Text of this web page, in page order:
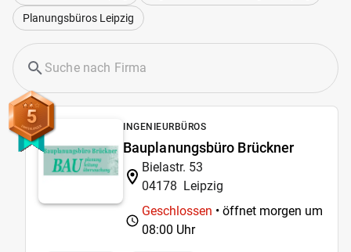
Planungsbüros Leipzig
5 INGENIEURBÜROS
Bauplanungsbüro Brückner
Bielastr. 53
04178 Leipzig
Geschlossen • öffnet morgen um
08:00 Uhr